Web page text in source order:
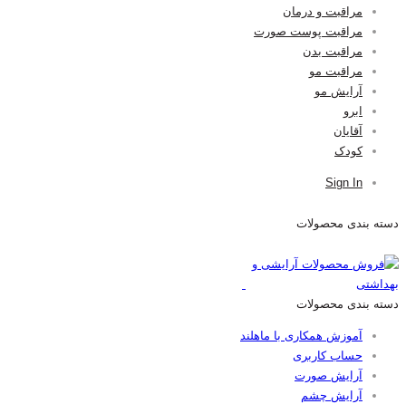
مراقبت و درمان
مراقبت پوست صورت
مراقبت بدن
مراقبت مو
آرایش مو
ابرو
آقایان
کودک
Sign In
دسته بندی محصولات
دسته بندی محصولات
آموزش همکاری با ماهلند
حساب کاربری
آرایش صورت
آرایش چشم